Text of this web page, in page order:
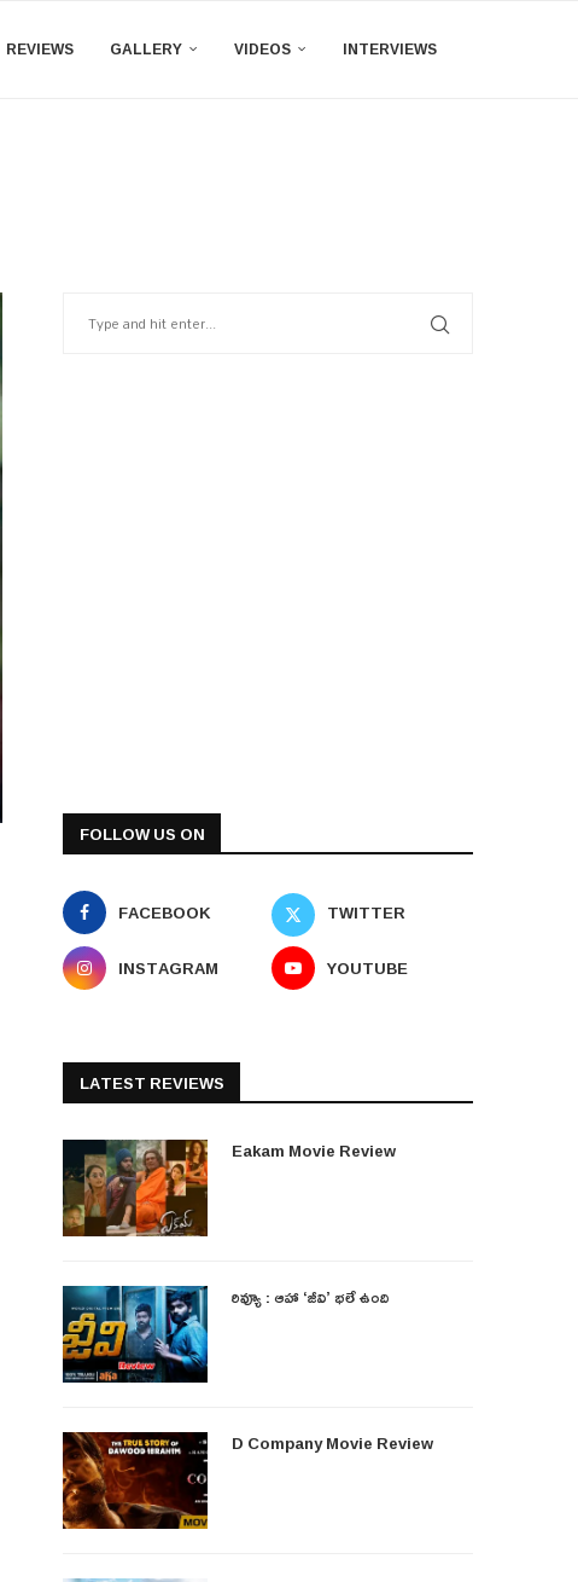
REVIEWS GALLERY VIDEOS INTERVIEWS
FOLLOW US ON
FACEBOOK
TWITTER
INSTAGRAM
YOUTUBE
LATEST REVIEWS
Eakam Movie Review
రివ్యూ : ఆహా ‘జీవి’ భలే ఉంది
D Company Movie Review